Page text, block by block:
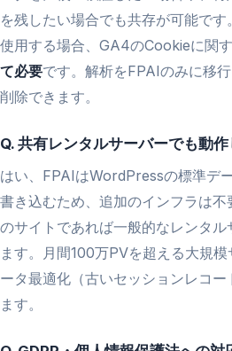
を残したい場合でも共存が可能で
使用する場合、GA4のCookieに関
て必要です。解析をFPAIのみに移
削除できます。
Q. 共有レンタルサーバーでも動作
はい、FPAIはWordPressの標準デ
書き込むため、追加のインフラは
のサイトであれば一般的なレンタ
ます。月間100万PVを超える大規
ータ最適化（古いセッションレコ
ます。